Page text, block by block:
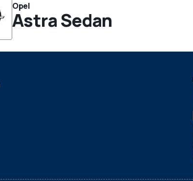
Opel
Astra Sedan